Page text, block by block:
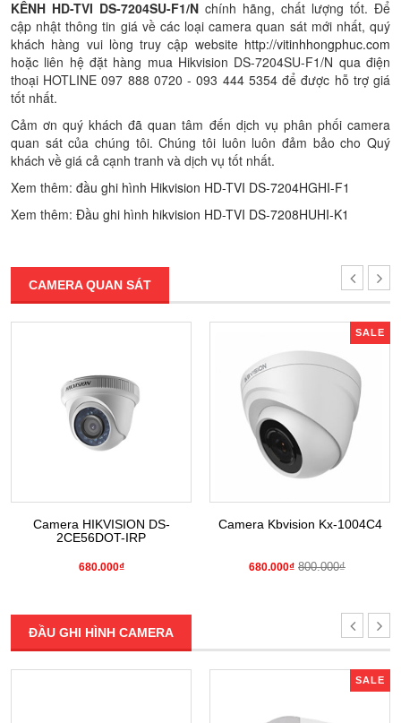
KÊNH HD-TVI DS-7204SU-F1/N chính hãng, chất lượng tốt. Để
cập nhật thông tin giá về các loại camera quan sát mới nhất, quý
khách hàng vui lòng truy cập website http://vitinhhongphuc.com
hoặc liên hệ đặt hàng mua Hikvision DS-7204SU-F1/N qua điện
thoại HOTLINE 097 888 0720 - 093 444 5354 để được hỗ trợ giá
tốt nhất.
Cảm ơn quý khách đã quan tâm đến dịch vụ phân phối camera
quan sát của chúng tôi. Chúng tôi luôn luôn đảm bảo cho Quý
khách về giá cả cạnh tranh và dịch vụ tốt nhất.
Xem thêm: đầu ghi hình Hikvision HD-TVI DS-7204HGHI-F1
Xem thêm: Đầu ghi hình hikvision HD-TVI DS-7208HUHI-K1
CAMERA QUAN SÁT
Camera HIKVISION DS-
2CE56DOT-IRP
680.000₫
SALE
Camera Kbvision Kx-1004C4
680.000₫ 800.000₫
ĐẦU GHI HÌNH CAMERA
SALE